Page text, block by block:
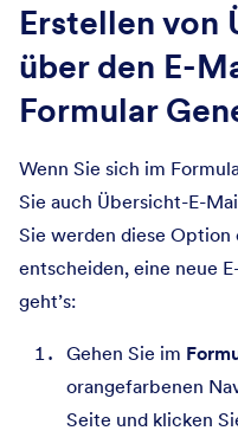
Erstellen von
über den E-
Formular
Wenn Sie sich im
Sie auch Übersicht-E-
Sie werden diese Option
entscheiden, eine neue
geht’s:
Gehen Sie im
orangefarbenen
Seite und klicken